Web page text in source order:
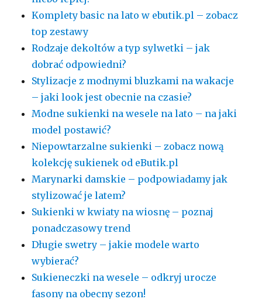
Komplety basic na lato w ebutik.pl – zobacz
top zestawy
Rodzaje dekoltów a typ sylwetki – jak
dobrać odpowiedni?
Stylizacje z modnymi bluzkami na wakacje
– jaki look jest obecnie na czasie?
Modne sukienki na wesele na lato – na jaki
model postawić?
Niepowtarzalne sukienki – zobacz nową
kolekcję sukienek od eButik.pl
Marynarki damskie – podpowiadamy jak
stylizować je latem?
Sukienki w kwiaty na wiosnę – poznaj
ponadczasowy trend
Długie swetry – jakie modele warto
wybierać?
Sukieneczki na wesele – odkryj urocze
fasony na obecny sezon!